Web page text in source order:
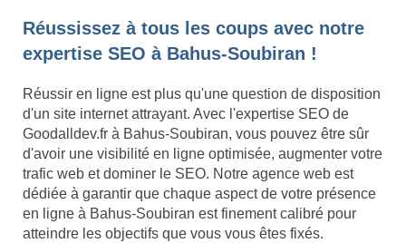
Réussissez à tous les coups avec notre
expertise SEO à Bahus-Soubiran !
Réussir en ligne est plus qu'une question de disposition
d'un site internet attrayant. Avec l'expertise SEO de
Goodalldev.fr à Bahus-Soubiran, vous pouvez être sûr
d'avoir une visibilité en ligne optimisée, augmenter votre
trafic web et dominer le SEO. Notre agence web est
dédiée à garantir que chaque aspect de votre présence
en ligne à Bahus-Soubiran est finement calibré pour
atteindre les objectifs que vous vous êtes fixés.